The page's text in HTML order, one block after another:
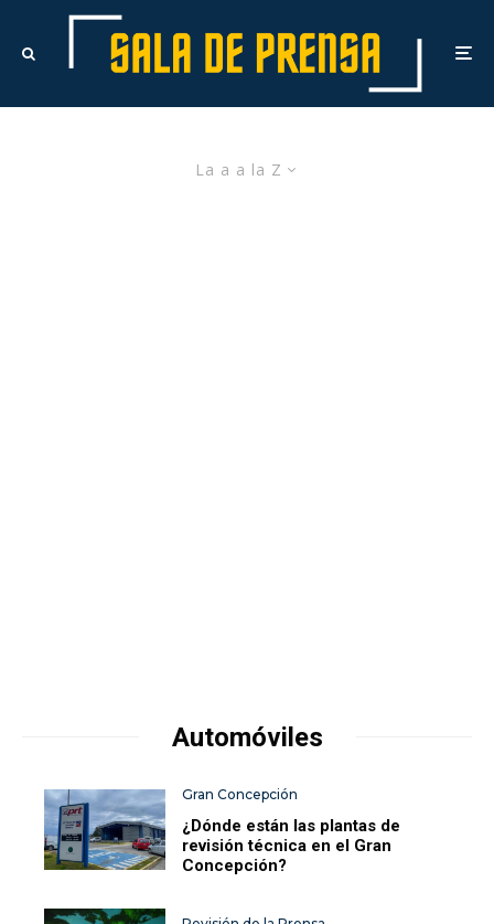
La a a la Z
Automóviles
Gran Concepción
¿Dónde están las plantas de
revisión técnica en el Gran
Concepción?